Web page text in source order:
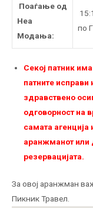
Поаѓање од
Неа
Модања:
по
Секој патник
патните
здравствено
одговорност на
самата
аранжманот или
резервацијата.
За овој аранжман
Пикник Травел.